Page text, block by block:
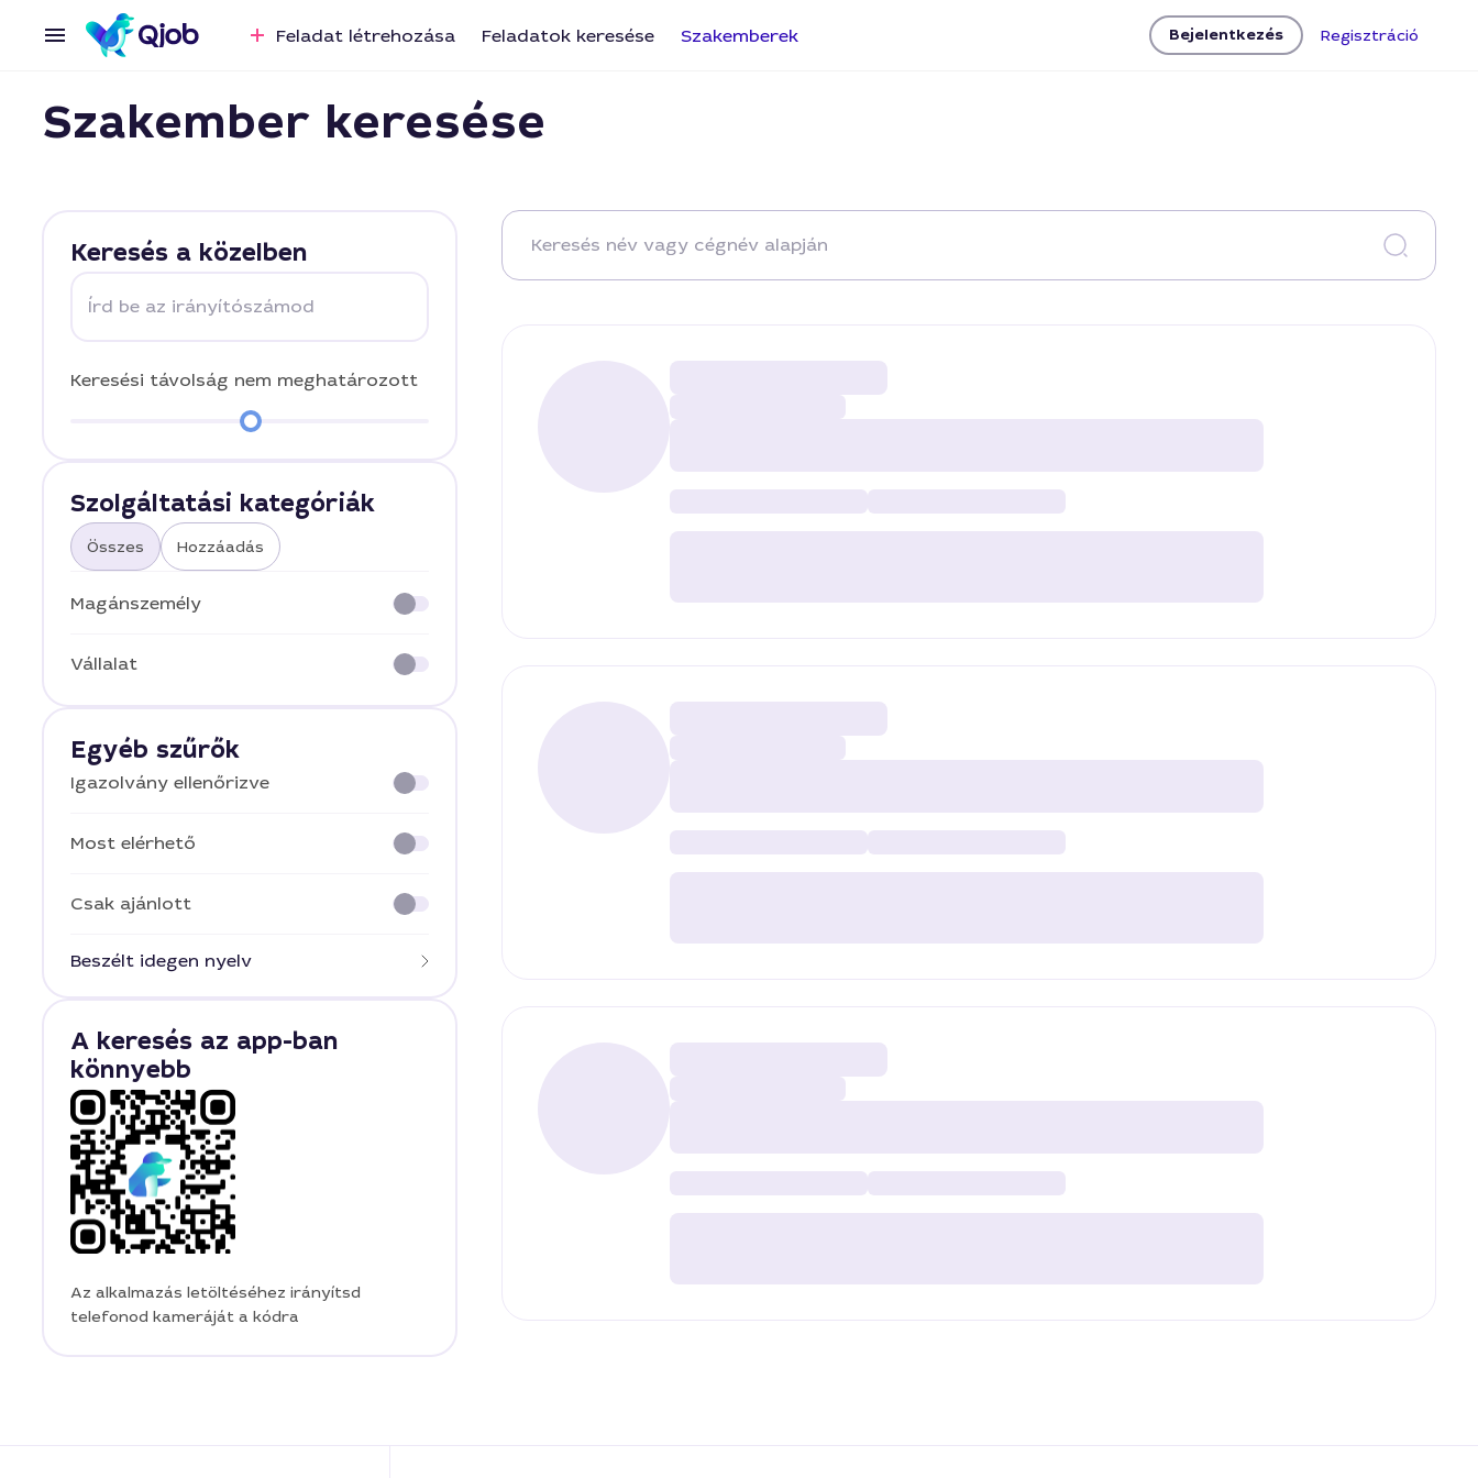
Feladat létrehozása Feladatok keresése Szakemberek Bejelentkezés Regisztráció
Szakember keresése
Keresés a közelben
Írd be az irányítószámod
Keresési távolság nem meghatározott
Szolgáltatási kategóriák
Összes Hozzáadás
Magánszemély
Vállalat
Egyéb szűrők
Igazolvány ellenőrizve
Most elérhető
Csak ajánlott
Beszélt idegen nyelv
A keresés az app-ban
könnyebb
Az alkalmazás letöltéséhez irányítsd
telefonod kameráját a kódra